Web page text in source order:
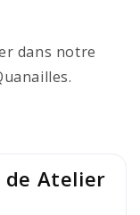
dans notre
de Atelier